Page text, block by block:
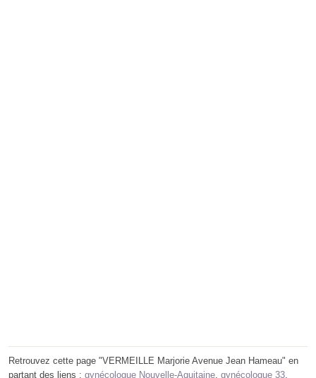
Retrouvez cette page "VERMEILLE Marjorie Avenue Jean Hameau" en
partant des liens : gynécologue Nouvelle-Aquitaine gynécologue 33